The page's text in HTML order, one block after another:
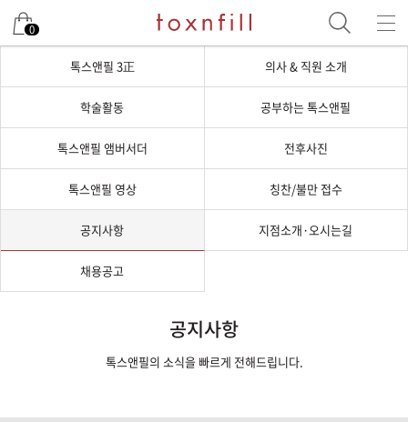
0
톡스앤필 3正 의사 & 직원 소개
학술활동 공부하는 톡스앤필
톡스앤필 앰버서더 전후사진
톡스앤필 영상 칭찬/불만 접수
공지사항 지점소개·오시는길
채용공고
공지사항
톡스앤필의 소식을 빠르게 전해드립니다.